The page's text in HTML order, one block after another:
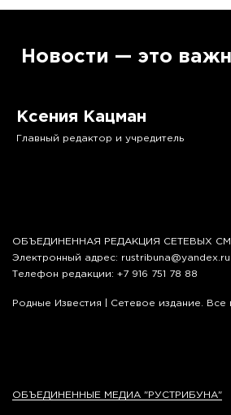
Новости — это
Ксения Кацман
Главный редактор и учредитель
ОБЪЕДИНЕННАЯ РЕДАКЦИЯ СЕТЕВЫХ
Электронный адрес: rustribuna@yandex.ru
Телефон редакции: +7 916 751 78 88
Родные Известия | Сетевое издание.
ОБЪЕДИНЕННЫЕ МЕДИА "РУСТРИБУНА"